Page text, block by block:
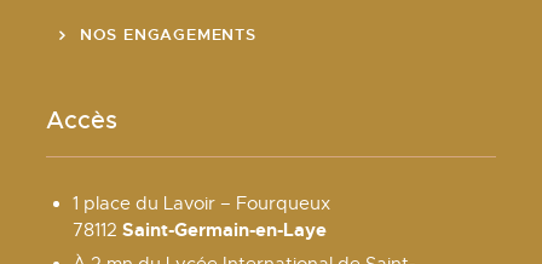
NOS ENGAGEMENTS
Accès
1 place du Lavoir – Fourqueux
78112Saint-Germain-en-Laye